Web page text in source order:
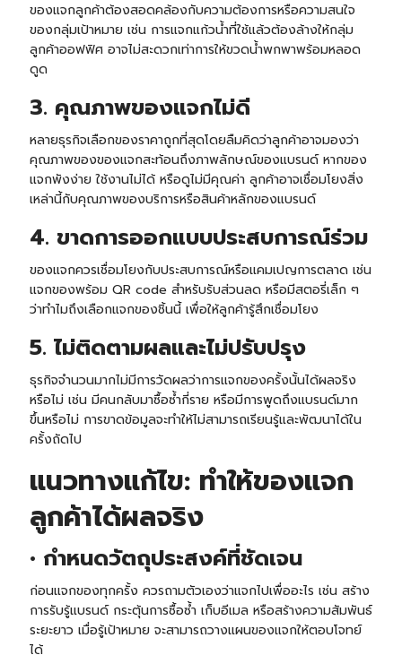
ของแจกลูกค้าต้องสอดคล้องกับความต้องการหรือความสนใจ
ของกลุ่มเป้าหมาย เช่น การแจกแก้วน้ำที่ใช้แล้วต้องล้างให้กลุ่ม
ลูกค้าออฟฟิศ อาจไม่สะดวกเท่าการให้ขวดน้ำพกพาพร้อมหลอด
ดูด
3. คุณภาพของแจกไม่ดี
หลายธุรกิจเลือกของราคาถูกที่สุดโดยลืมคิดว่าลูกค้าอาจมองว่า
คุณภาพของของแจกสะท้อนถึงภาพลักษณ์ของแบรนด์ หากของ
แจกพังง่าย ใช้งานไม่ได้ หรือดูไม่มีคุณค่า ลูกค้าอาจเชื่อมโยงสิ่ง
เหล่านี้กับคุณภาพของบริการหรือสินค้าหลักของแบรนด์
4. ขาดการออกแบบประสบการณ์ร่วม
ของแจกควรเชื่อมโยงกับประสบการณ์หรือแคมเปญการตลาด เช่น
แจกของพร้อม QR code สำหรับรับส่วนลด หรือมีสตอรี่เล็ก ๆ
ว่าทำไมถึงเลือกแจกของชิ้นนี้ เพื่อให้ลูกค้ารู้สึกเชื่อมโยง
5. ไม่ติดตามผลและไม่ปรับปรุง
ธุรกิจจำนวนมากไม่มีการวัดผลว่าการแจกของครั้งนั้นได้ผลจริง
หรือไม่ เช่น มีคนกลับมาซื้อซ้ำกี่ราย หรือมีการพูดถึงแบรนด์มาก
ขึ้นหรือไม่ การขาดข้อมูลจะทำให้ไม่สามารถเรียนรู้และพัฒนาได้ใน
ครั้งถัดไป
แนวทางแก้ไข: ทำให้ของแจก
ลูกค้าได้ผลจริง
• กำหนดวัตถุประสงค์ที่ชัดเจน
ก่อนแจกของทุกครั้ง ควรถามตัวเองว่าแจกไปเพื่ออะไร เช่น สร้าง
การรับรู้แบรนด์ กระตุ้นการซื้อซ้ำ เก็บอีเมล หรือสร้างความสัมพันธ์
ระยะยาว เมื่อรู้เป้าหมาย จะสามารถวางแผนของแจกให้ตอบโจทย์
ได้